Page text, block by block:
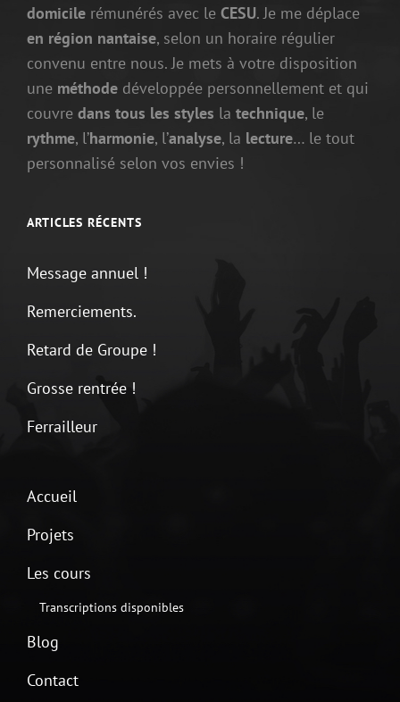
domicile rémunérés avec le CESU. Je me déplace
en région nantaise, selon un horaire régulier
convenu entre nous. Je mets à votre disposition
une méthode développée personnellement et qui
couvre dans tous les styles la technique, le
rythme, l’harmonie, l’analyse, la lecture… le tout
personnalisé selon vos envies !
ARTICLES RÉCENTS
Message annuel !
Remerciements.
Retard de Groupe !
Grosse rentrée !
Ferrailleur
Accueil
Projets
Les cours
Transcriptions disponibles
Blog
Contact